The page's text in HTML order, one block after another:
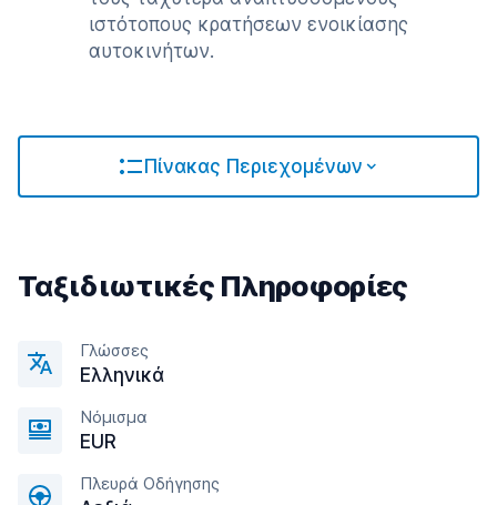
ιστότοπους κρατήσεων ενοικίασης
αυτοκινήτων.
Πίνακας Περιεχομένων
Ταξιδιωτικές Πληροφορίες
Γλώσσες
Ελληνικά
Νόμισμα
EUR
Πλευρά Οδήγησης